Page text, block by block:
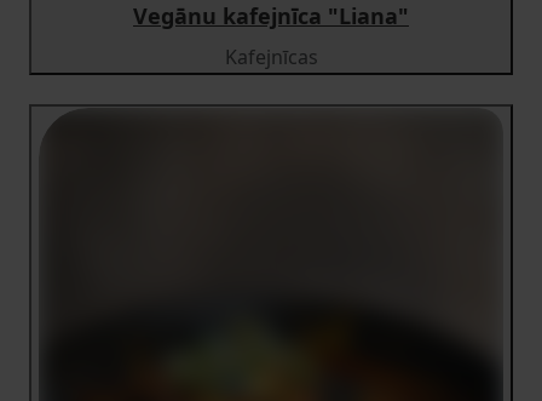
Vegānu kafejnīca "Liana"
Kafejnīcas